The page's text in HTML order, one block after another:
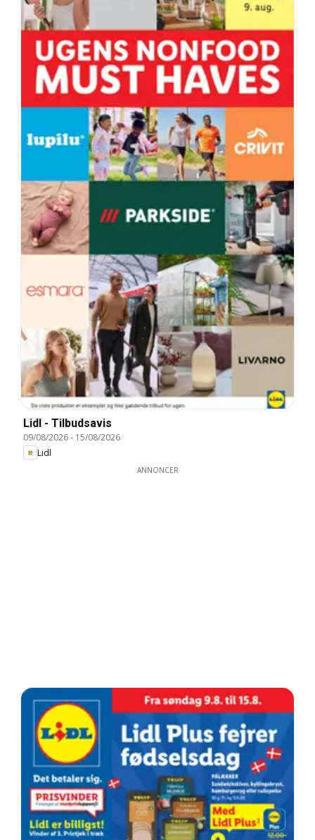
Lidl - Tilbudsavis
09/08/2026- 15/08/2026
Lidl
ANNONCER